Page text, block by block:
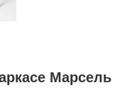
Марсель